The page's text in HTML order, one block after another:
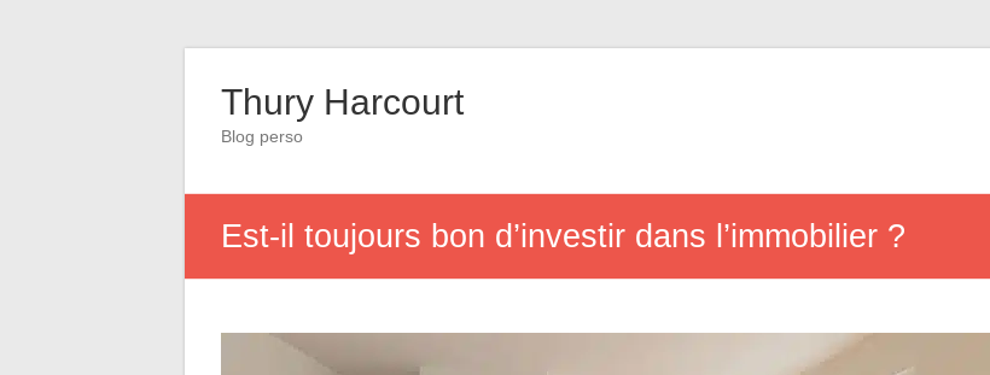
Thury Harcourt
Blog perso
Est-il toujours bon d’investir dans l’immobilier ?